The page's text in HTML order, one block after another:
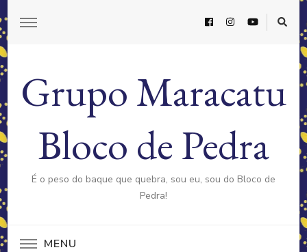
Grupo Maracatu
Bloco de Pedra
É o peso do baque que quebra, sou eu, sou do Bloco de
Pedra!
MENU